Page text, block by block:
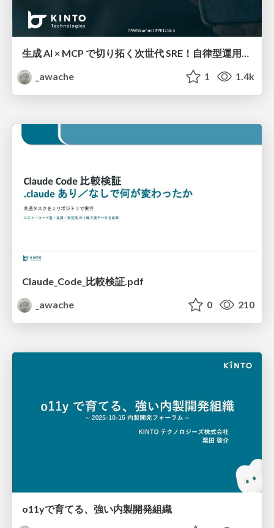
生成 AI × MCP で切り拓く次世代 SRE！自律型運用への挑戦と開発者体験の進化
_awache
1 1.4k
Claude_Code_比較検証.pdf
_awache
0 210
o11yで育てる、強い内製開発組織